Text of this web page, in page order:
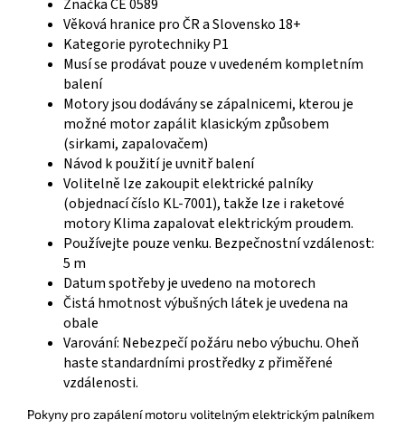
Značka CE 0589
Věková hranice pro ČR a Slovensko 18+
Kategorie pyrotechniky P1
Musí se prodávat pouze v uvedeném kompletním
balení
Motory jsou dodávány se zápalnicemi, kterou je
možné motor zapálit klasickým způsobem
(sirkami, zapalovačem)
Návod k použití je uvnitř balení
Volitelně lze zakoupit elektrické palníky
(objednací číslo KL-7001), takže lze i raketové
motory Klima zapalovat elektrickým proudem.
Používejte pouze venku. Bezpečnostní vzdálenost:
5 m
Datum spotřeby je uvedeno na motorech
Čistá hmotnost výbušných látek je uvedena na
obale
Varování: Nebezpečí požáru nebo výbuchu. Oheň
haste standardními prostředky z přiměřené
vzdálenosti.
Pokyny pro zapálení motoru volitelným elektrickým palníkem